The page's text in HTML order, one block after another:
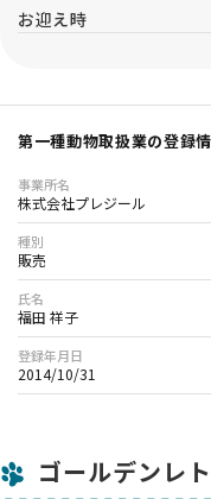
お迎え時
第一種動物取扱業の登録
事業所名
株式会社プレジール
種別
販売
氏名
福田 祥子
登録年月日
2014/10/31
ゴールデンレ